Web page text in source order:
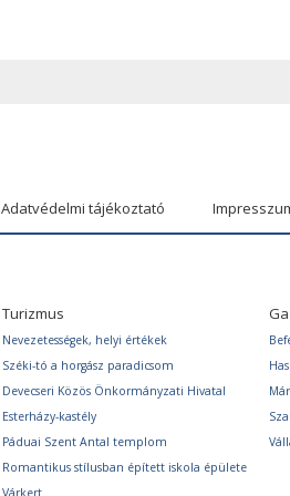
Adatvédelmi tájékoztató
Turizmus
Nevezetességek, helyi értékek
Széki-tó a horgász paradicsom
Devecseri Közös Önkormányzati Hivatal
Esterházy-kastély
Páduai Szent Antal templom
Romantikus stílusban épített iskola épülete
Várkert